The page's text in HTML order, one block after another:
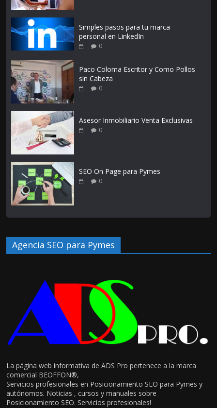
Simples pasos para tu marca
personal en LinkedIn
0
Paco Coloma Escritor y Como Pollos
sin Cabeza
0
Asesor Inmobiliario Venta Exclusivas
0
SEO On Page para Pymes
0
Agencia SEO para Pymes
La página web informativa de ADS Pro pertenece a la marca
comercial BEOFFON®,
Servicios profesionales en Posicionamiento SEO para Pymes y
autónomos. Noticias , cursos y manuales sobre
Posicionamiento SEO. Servicios profesionales!